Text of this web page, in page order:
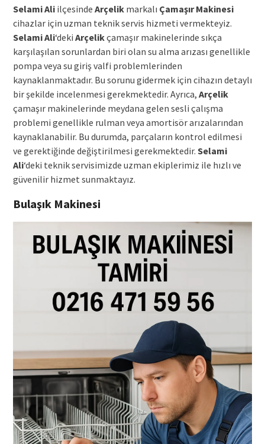
Selami Aliilçesinde Arçelikmarkalı Çamaşır Makinesi
cihazlar için uzman teknik servis hizmeti vermekteyiz.
Selami Ali‘deki Arçelikçamaşır makinelerinde sıkça
karşılaşılan sorunlardan biri olan su alma arızası genellikle
pompa veya su giriş valfi problemlerinden
kaynaklanmaktadır. Bu sorunu gidermek için cihazın detaylı
bir şekilde incelenmesi gerekmektedir. Ayrıca, Arçelik
çamaşır makinelerinde meydana gelen sesli çalışma
problemi genellikle rulman veya amortisör arızalarından
kaynaklanabilir. Bu durumda, parçaların kontrol edilmesi
ve gerektiğinde değiştirilmesi gerekmektedir. Selami
Ali‘deki teknik servisimizde uzman ekiplerimiz ile hızlı ve
güvenilir hizmet sunmaktayız.
Bulaşık Makinesi